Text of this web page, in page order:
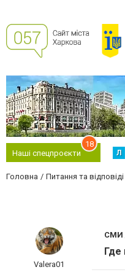
Наші спецпроєкти
18
Л
Головна Питання та відповіді
Valera01
СМИ
Где